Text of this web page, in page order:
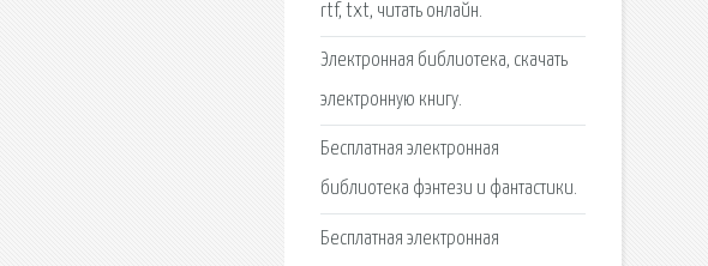
rtf, txt, читать онлайн.
Электронная библиотека, скачать
электронную книгу.
Бесплатная электронная
библиотека фэнтези и фантастики.
Бесплатная электронная